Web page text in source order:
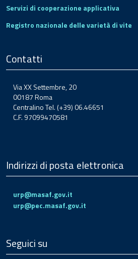
Servizi di cooperazione applicativa
Registro nazionale delle varietà di vite
Contatti
Via XX Settembre, 20
00187 Roma
Centralino Tel. (+39) 06.46651
C.F. 97099470581
Indirizzi di posta elettronica
urp@masaf.gov.it
urp@pec.masaf.gov.it
Seguici su